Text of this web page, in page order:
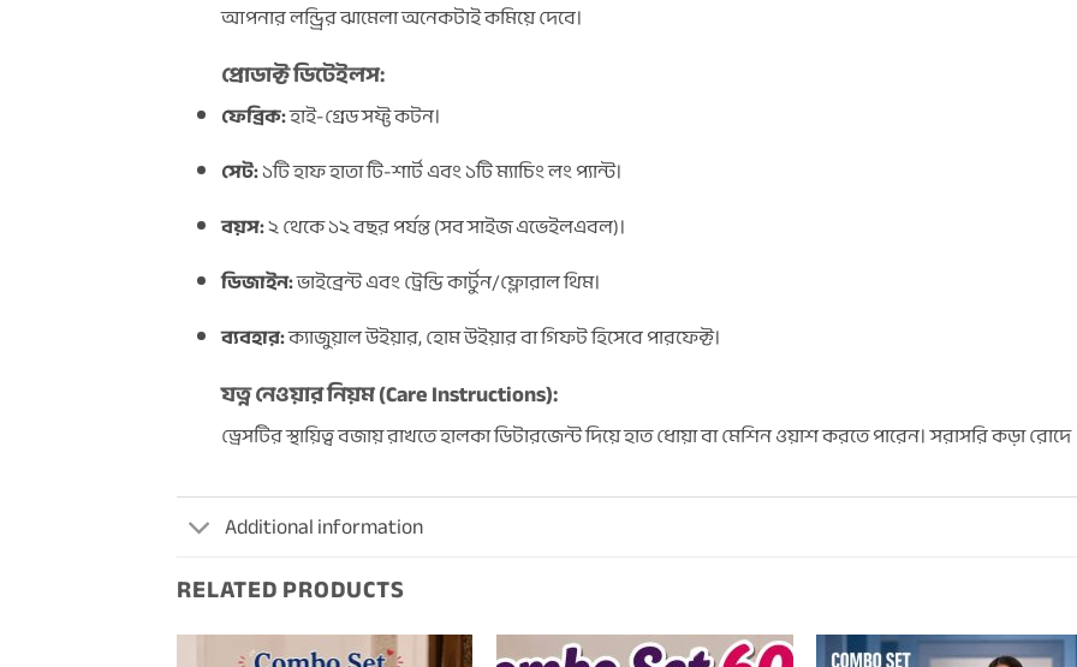
আপনার লন্ড্রির ঝামেলা অনেকটাই কমিয়ে দেবে।
প্রোডাক্ট ডিটেইলস:
ফেব্রিক:হাই-গ্রেড সফ্ট কটন।
সেট:১টি হাফ হাতা টি-শার্ট এবং ১টি ম্যাচিং লং প্যান্ট।
বয়স:২ থেকে ১২ বছর পর্যন্ত (সব সাইজ এভেইলএবল)।
ডিজাইন:ভাইব্রেন্ট এবং ট্রেন্ডি কার্টুন/ফ্লোরাল থিম।
ব্যবহার:ক্যাজুয়াল উইয়ার, হোম উইয়ার বা গিফট হিসেবে পারফেক্ট।
যত্ন নেওয়ার নিয়ম (Care Instructions):
ড্রেসটির স্থায়িত্ব বজায় রাখতে হালকা ডিটারজেন্ট দিয়ে হাত ধোয়া বা মেশিন ওয়াশ করতে পারেন। সরাসরি কড়া রোদে
Additional information
RELATED PRODUCTS